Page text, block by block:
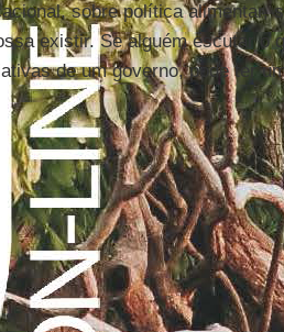
sobre política alimentar,
existir. Se alguém escutar o
de um governo, pode ter